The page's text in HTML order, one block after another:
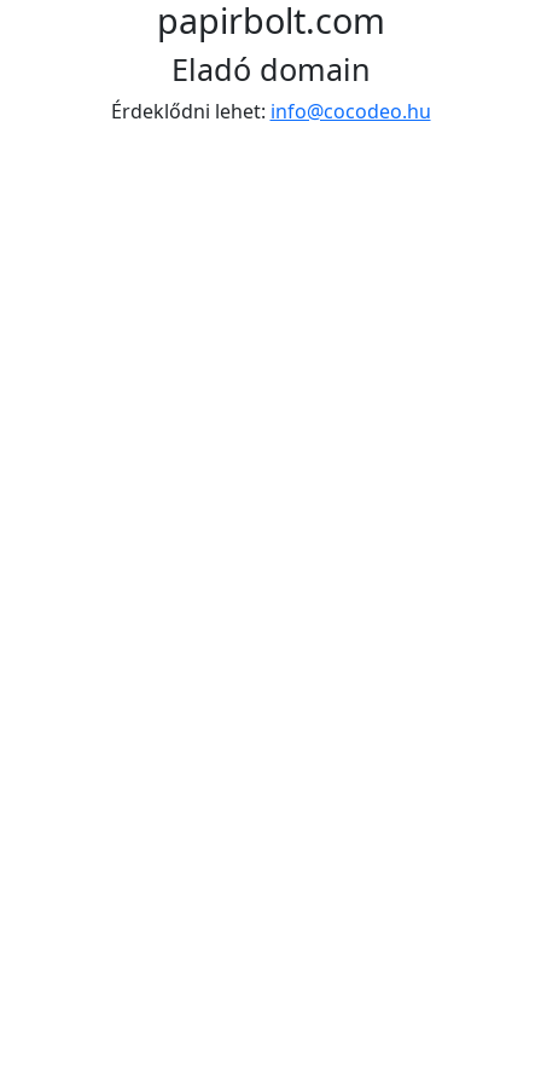
papirbolt.com
Eladó domain
Érdeklődni lehet: info@cocodeo.hu